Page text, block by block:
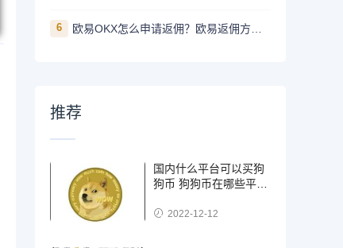
6
推荐
国内什么平台可以买狗
狗币 狗狗币在哪些平台
2022-12-12